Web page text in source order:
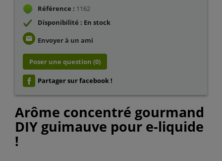
Référence : 1162
Disponibilité : En stock
email Envoyer à un ami
Poser une question (0)
Partager sur facebook !
Arôme concentré gourmand
DIY guimauve pour e-liquide
!